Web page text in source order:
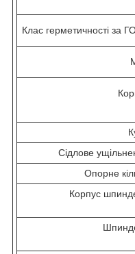
Клас герметичності за
Сідлове
Опорне
Корпус